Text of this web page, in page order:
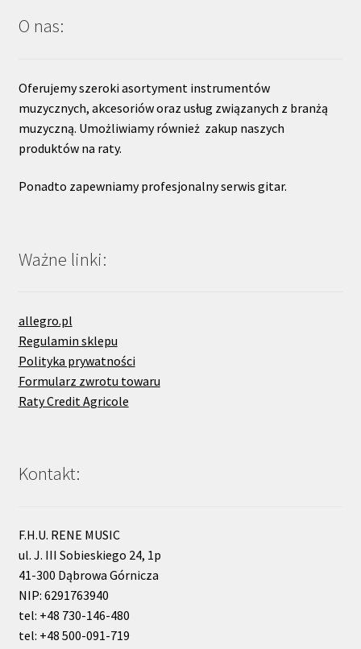
O nas:
Oferujemy szeroki asortyment instrumentów
muzycznych, akcesoriów oraz usług związanych z branżą
muzyczną. Umożliwiamy również zakup naszych
produktów na raty.
Ponadto zapewniamy profesjonalny serwis gitar.
Ważne linki:
allegro.pl
Regulamin sklepu
Polityka prywatności
Formularz zwrotu towaru
Raty Credit Agricole
Kontakt:
F.H.U. RENE MUSIC
ul. J. III Sobieskiego 24, 1p
41-300 Dąbrowa Górnicza
NIP: 6291763940
tel: +48 730-146-480
tel: +48 500-091-719